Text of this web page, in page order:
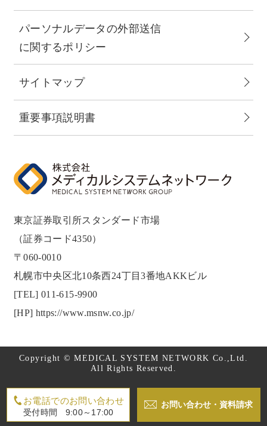
受付時間 9:00～17:00
お電話でのお問い合わせ お問い合わせ・資料請求
パーソナルデータの外部送信
に関するポリシー
サイトマップ
重要事項説明書
東京証券取引所スタンダード市場
（証券コード4350）
〒060-0010
札幌市中央区北10条西24丁目3番地AKKビル
[TEL] 011-615-9900
[HP] https://www.msnw.co.jp/
Copyright © MEDICAL SYSTEM NETWORK Co.,Ltd.
All Rights Reserved.